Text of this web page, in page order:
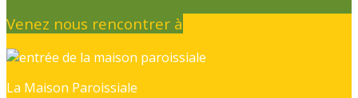
Venez nous rencontrer à
La Maison Paroissiale